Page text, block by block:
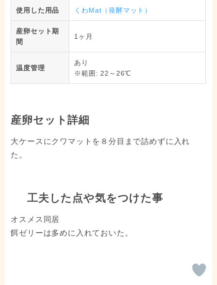
使用した用品 くわMat（発酵マット）
産卵セット期
間
1ヶ月
温度管理
あり
※範囲: 22～26℃
産卵セット詳細
大ケースにクワマットを８分目まで詰めずに入れ
た。
工夫した点や気をつけた事
オスメス同居
餌ゼリーは多めに入れておいた。